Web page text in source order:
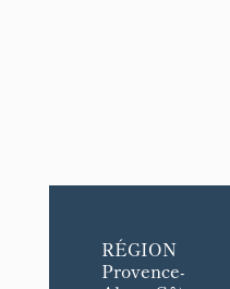
RÉGION
Provence-